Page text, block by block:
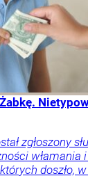
zgłoszony
włamania
doszło,